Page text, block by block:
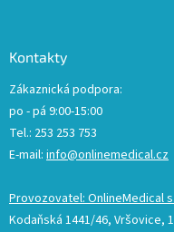
Kontakty
Zákaznická podpora:
po - pá 9:00-15:00
Tel.: 253 253 753
E-mail: info@onlinemedical.cz
Provozovatel: OnlineMedical
Kodaňská 1441/46, Vršovice,